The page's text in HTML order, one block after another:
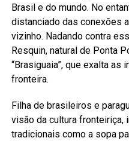
Brasil e do mundo. No
distanciado das conexões
vizinho. Nadando contra
Resquin, natural de Ponta
“Brasiguaia”, que exalta as
fronteira.
Filha de brasileiros e
visão da cultura fronteiriça,
tradicionais como a sopa